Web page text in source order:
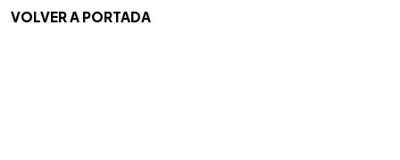
VOLVER A PORTADA